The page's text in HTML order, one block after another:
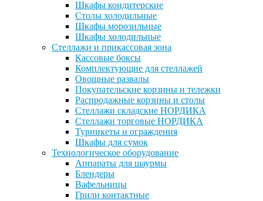
Шкафы кондитерские
Столы холодильные
Шкафы морозильные
Шкафы холодильные
Стеллажи и прикассовая зона
Кассовые боксы
Комплектующие для стеллажей
Овощные развалы
Покупательские корзины и тележки
Распродажные корзины и столы
Стеллажи складские НОРДИКА
Стеллажи торговые НОРДИКА
Турникеты и ограждения
Шкафы для сумок
Технологическое оборудование
Аппараты для шаурмы
Блендеры
Вафельницы
Грили контактные